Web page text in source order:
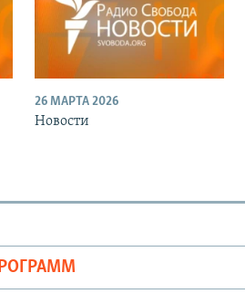
26 МАРТА 2026
Новости